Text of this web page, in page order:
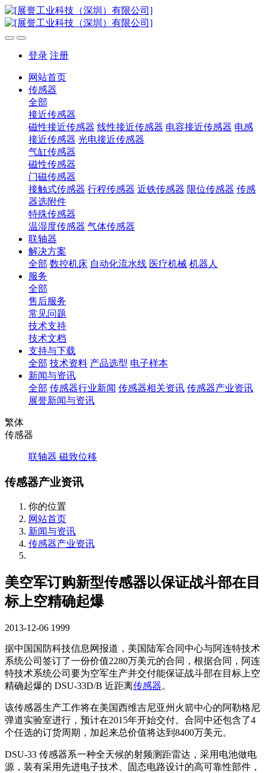
登录 注册
网站首页
传感器
全部
接近传感器
磁性接近传感器 线性接近传感器 电容接近传感器 电感
接近传感器 光电接近传感器
气缸传感器
磁性传感器
门磁传感器
接触式传感器 行程传感器 近铁传感器 限位传感器 传感
器选附件
特殊传感器
温湿度传感器 气体传感器
联轴器
解决方案
全部 数控机床 自动化流水线 医疗机械 机器人
服务
全部
售后服务
常见问题
技术支持
技术文档
支持与下载
全部 技术资料 产品选型 电子样本
新闻与资讯
全部 传感器行业新闻 传感器相关资讯 传感器产业资讯
展誉新闻与资讯
繁体
传感器
联轴器 磁致位移
传感器产业资讯
你的位置
网站首页
新闻与资讯
传感器产业资讯
美空军订购新型传感器以保证战斗部在目
标上空精确起爆
2013-12-06 1999
据中国国防科技信息网报道，美国陆军合同中心与阿连特技术
系统公司签订了一份价值2280万美元的合同，根据合同，阿连
特技术系统公司要为空军生产并交付能保证战斗部在目标上空
精确起爆的 DSU-33D/B 近距离传感器。
该传感器生产工作将在美国西维吉尼亚州火箭中心的阿勒格尼
弹道实验室进行，预计在2015年开始交付。合同中还包含了4
个任选的订货周期，加起来总价值将达到8400万美元。
DSU-33 传感器系一种全天候的射频测距雷达，采用电池做电
源，装有采用先进电子技术、固态电路设计的高可靠性部件，